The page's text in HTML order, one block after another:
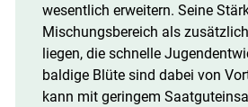
wesentlich erweitern. Seine
Mischungsbereich als
liegen, die schnelle
baldige Blüte sind dabei von
kann mit geringem